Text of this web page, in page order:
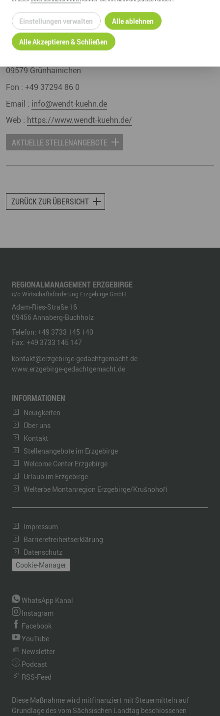
Wendt & Kühn KG
Chemnitzer Straße 40
09579Grünhainichen
Fon : +49 37294 86 0
Email : info@wendt-kuehn.de
Web : https://www.wendt-kuehn.de/
AKTUELLE STELLENANGEBOTE
ZURÜCK ZUR ÜBERSICHT
REGIONALMANAGEMENT ERZGEBIRGE
c/o Wirtschaftsförderung Erzgebirge GmbH
Adam-Ries-Straße 16
09456 Annaberg-Buchholz
Telefon: +49 3733 145 140
Fax: +49 3733 145 147
kontakt@erzgebirge-gedachtgemacht.de
www.erzgebirge-gedachtgemacht.de
INFORMATIONEN
Neuigkeiten
Über uns
Kontakt
Stellenangebote im Erzgebirge
Welcome Center Erzgebirge
Urlaub im Erzgebirge
Welterbe Montanregion Erzgebirge/Krušnohoří
Impressum
Barrierefreiheitserklärung
Datenschutz
Cookie-Manager
WhatsApp Kanal
Instagram
Facebook
YouTube
Newsletter
Podcast
RSS-Feed
Diese Maßnahme wird mitfinanziert mit Steuermitteln auf
Grundlage des vom Sächsischen Landtag beschlossenen
Einstellungen verwalten Alle ablehnen
Alle Akzeptieren & Schließen